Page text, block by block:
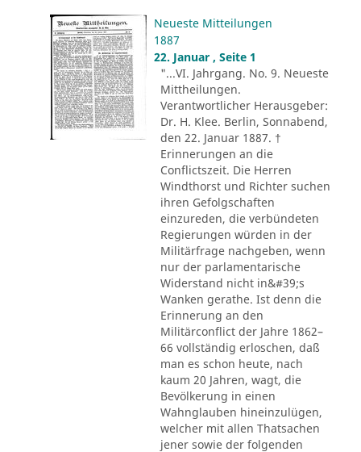
Neueste Mitteilungen
1887
22. Januar , Seite 1
"...VI. Jahrgang. No. 9. Neueste
Mittheilungen.
Verantwortlicher Herausgeber:
Dr. H. Klee. Berlin, Sonnabend,
den 22. Januar 1887. †
Erinnerungen an die
Conflictszeit. Die Herren
Windthorst und Richter suchen
ihren Gefolgschaften
einzureden, die verbündeten
Regierungen würden in der
Militärfrage nachgeben, wenn
nur der parlamentarische
Widerstand nicht in&#39;s
Wanken gerathe. Ist denn die
Erinnerung an den
Militärconflict der Jahre 1862–
66 vollständig erloschen, daß
man es schon heute, nach
kaum 20 Jahren, wagt, die
Bevölkerung in einen
Wahnglauben hineinzulügen,
welcher mit allen Thatsachen
jener sowie der folgenden